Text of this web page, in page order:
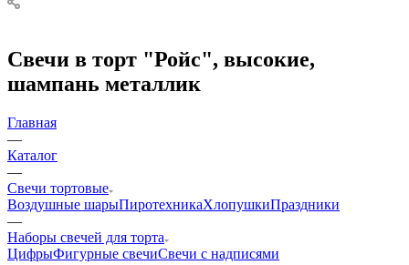
Свечи в торт "Ройс", высокие,
шампань металлик
Главная
—
Каталог
—
Свечи тортовые
Воздушные шарыПиротехникаХлопушкиПраздники
—
Наборы свечей для торта
ЦифрыФигурные свечиСвечи с надписями